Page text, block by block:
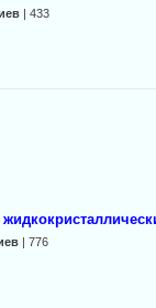
| 433
| 776